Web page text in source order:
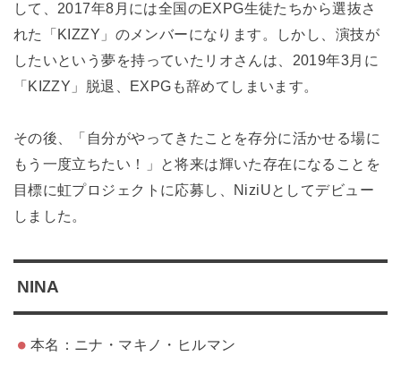
して、2017年8月には全国のEXPG生徒たちから選抜さ
れた「KIZZY」のメンバーになります。しかし、演技が
したいという夢を持っていたリオさんは、2019年3月に
「KIZZY」脱退、EXPGも辞めてしまいます。
その後、「自分がやってきたことを存分に活かせる場に
もう一度立ちたい！」と将来は輝いた存在になることを
目標に虹プロジェクトに応募し、NiziUとしてデビュー
しました。
NINA
本名：ニナ・マキノ・ヒルマン